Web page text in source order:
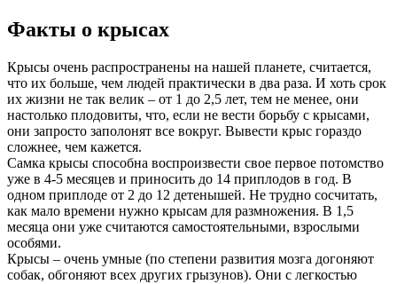
Факты о крысах
Крысы очень распространены на нашей планете, считается,
что их больше, чем людей практически в два раза. И хоть срок
их жизни не так велик – от 1 до 2,5 лет, тем не менее, они
настолько плодовиты, что, если не вести борьбу с крысами,
они запросто заполонят все вокруг. Вывести крыс гораздо
сложнее, чем кажется.
Самка крысы способна воспроизвести свое первое потомство
уже в 4-5 месяцев и приносить до 14 приплодов в год. В
одном приплоде от 2 до 12 детенышей. Не трудно сосчитать,
как мало времени нужно крысам для размножения. В 1,5
месяца они уже считаются самостоятельными, взрослыми
особями.
Крысы – очень умные (по степени развития мозга догоняют
собак, обгоняют всех других грызунов). Они с легкостью